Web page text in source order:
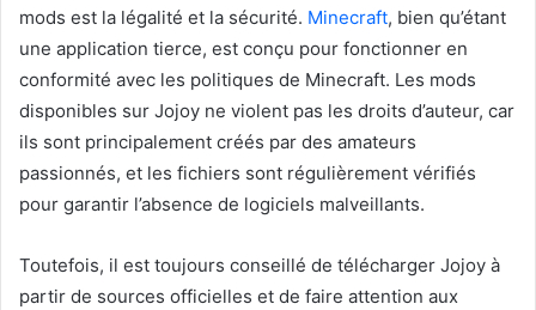
mods est la légalité et la sécurité. Minecraft, bien qu’étant
une application tierce, est conçu pour fonctionner en
conformité avec les politiques de Minecraft. Les mods
disponibles sur Jojoy ne violent pas les droits d’auteur, car
ils sont principalement créés par des amateurs
passionnés, et les fichiers sont régulièrement vérifiés
pour garantir l’absence de logiciels malveillants.
Toutefois, il est toujours conseillé de télécharger Jojoy à
partir de sources officielles et de faire attention aux